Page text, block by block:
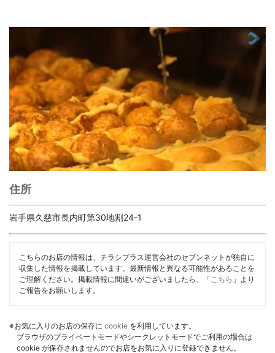
住所
岩手県久慈市長内町第30地割24-1
こちらのお店の情報は、チラシプラス運営会社のセブンネットが独自に
収集した情報を掲載しています。最新情報と異なる可能性があることを
ご理解ください。掲載情報に間違いがございましたら、「 こちら 」より
ご報告をお願いします。
※お気に入りのお店の保存に cookie を利用しています。
ブラウザのプライベートモードやシークレットモードでご利用の場合は
cookie が保存されませんのでお店をお気に入りに登録できません。